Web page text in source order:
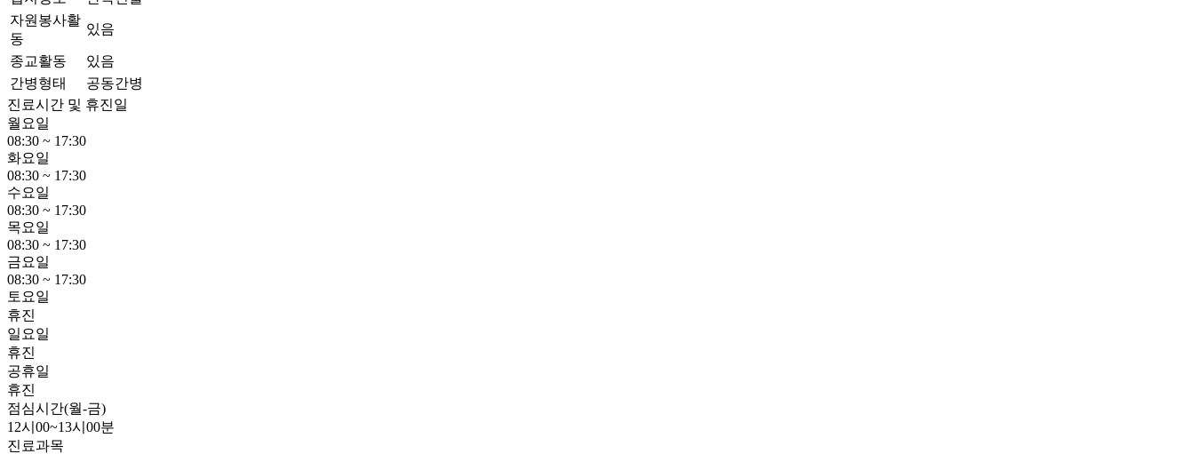
자원봉사활
동
있음
종교활동
있음
간병형태
공동간병
진료시간 및 휴진일
월요일
08:30 ~ 17:30
화요일
08:30 ~ 17:30
수요일
08:30 ~ 17:30
목요일
08:30 ~ 17:30
금요일
08:30 ~ 17:30
토요일
휴진
일요일
휴진
공휴일
휴진
점심시간(월-금)
12시00~13시00분
진료과목